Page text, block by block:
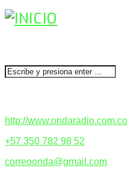
http://www.ondaradio.com.co
+57 350 782 98 52
correoonda@gmail.com